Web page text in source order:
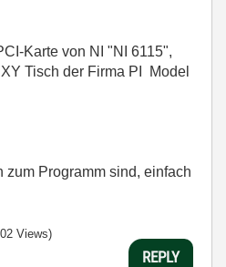
Karte von NI "NI 6115",
Tisch der Firma PI Model
zum Programm sind, einfach
Views)
REPLY